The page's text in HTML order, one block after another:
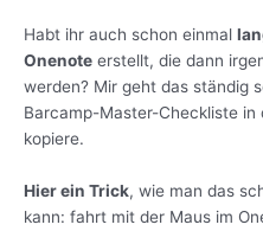
Habt ihr auch schon einmal
Onenote erstellt, die dann
werden? Mir geht das ständig
Barcamp-Master-Checkliste in
kopiere.
Hier ein Trick, wie man das
kann: fahrt mit der Maus im